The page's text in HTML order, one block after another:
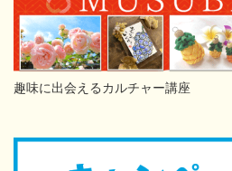
趣味に出会えるカルチャー講座